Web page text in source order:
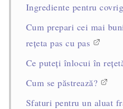
Ingrediente pentru
Cum prepari cei mai
rețeta pas cu pas
Ce puteți înlocui în
Cum se păstrează?
Sfaturi pentru un aluat